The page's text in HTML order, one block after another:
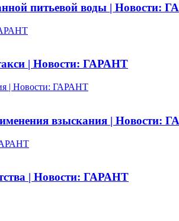
питьевой воды | Новости:
| Новости: ГАРАНТ
| Новости: ГАРАНТ
взыскания | Новости:
| Новости: ГАРАНТ